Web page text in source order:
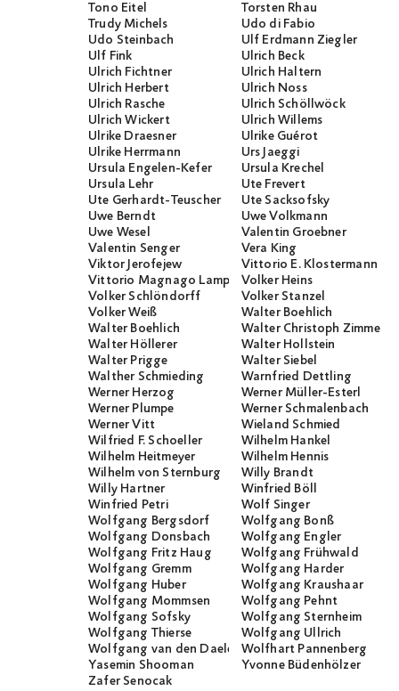
Tono Eitel
Torsten Rhau
Trudy Michels
Udo di Fabio
Udo Steinbach
Ulf Erdmann Ziegler
Ulf Fink
Ulrich Beck
Ulrich Fichtner
Ulrich Haltern
Ulrich Herbert
Ulrich Noss
Ulrich Rasche
Ulrich Schöllwöck
Ulrich Wickert
Ulrich Willems
Ulrike Draesner
Ulrike Guérot
Ulrike Herrmann
Urs Jaeggi
Ursula Engelen-Kefer
Ursula Krechel
Ursula Lehr
Ute Frevert
Ute Gerhardt-Teuscher
Ute Sacksofsky
Uwe Berndt
Uwe Volkmann
Uwe Wesel
Valentin Groebner
Valentin Senger
Vera King
Viktor Jerofejew
Vittorio E. Klostermann
Vittorio Magnago LampugnaniVolker Heins
Volker Schlöndorff
Volker Stanzel
Volker Weiß
Walter Boehlich
Walter Boehlich
Walter Christoph Zimmerli
Walter Höllerer
Walter Hollstein
Walter Prigge
Walter Siebel
Walther Schmieding
Warnfried Dettling
Werner Herzog
Werner Müller-Esterl
Werner Plumpe
Werner Schmalenbach
Werner Vitt
Wieland Schmied
Wilfried F. Schoeller
Wilhelm Hankel
Wilhelm Heitmeyer
Wilhelm Hennis
Wilhelm von Sternburg
Willy Brandt
Willy Hartner
Winfried Böll
Winfried Petri
Wolf Singer
Wolfgang Bergsdorf
Wolfgang Bonß
Wolfgang Donsbach
Wolfgang Engler
Wolfgang Fritz Haug
Wolfgang Frühwald
Wolfgang Gremm
Wolfgang Harder
Wolfgang Huber
Wolfgang Kraushaar
Wolfgang Mommsen
Wolfgang Pehnt
Wolfgang Sofsky
Wolfgang Sternheim
Wolfgang Thierse
Wolfgang Ullrich
Wolfgang van den Daele
Wolfhart Pannenberg
Yasemin Shooman
Yvonne Büdenhölzer
Zafer Senocak